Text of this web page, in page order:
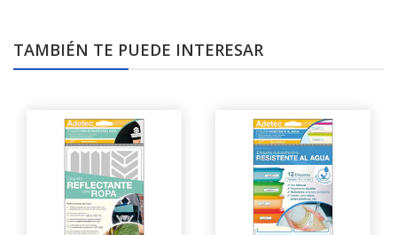
TAMBIÉN TE PUEDE INTERESAR